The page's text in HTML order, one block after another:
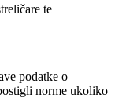
te
podatke o
norme ukoliko